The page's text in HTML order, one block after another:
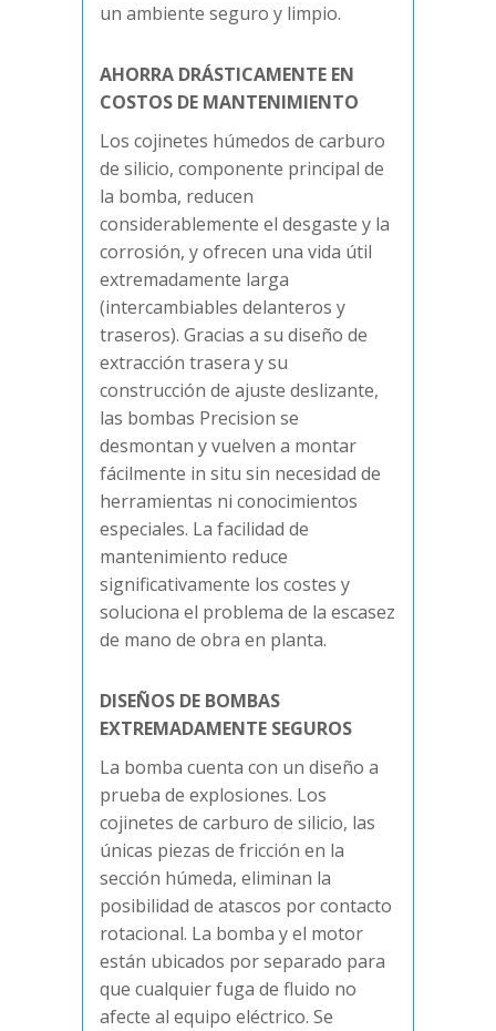
un ambiente seguro y limpio.
AHORRA DRÁSTICAMENTE EN
COSTOS DE MANTENIMIENTO
Los cojinetes húmedos de carburo
de silicio, componente principal de
la bomba, reducen
considerablemente el desgaste y la
corrosión, y ofrecen una vida útil
extremadamente larga
(intercambiables delanteros y
traseros). Gracias a su diseño de
extracción trasera y su
construcción de ajuste deslizante,
las bombas Precision se
desmontan y vuelven a montar
fácilmente in situ sin necesidad de
herramientas ni conocimientos
especiales. La facilidad de
mantenimiento reduce
significativamente los costes y
soluciona el problema de la escasez
de mano de obra en planta.
DISEÑOS DE BOMBAS
EXTREMADAMENTE SEGUROS
La bomba cuenta con un diseño a
prueba de explosiones. Los
cojinetes de carburo de silicio, las
únicas piezas de fricción en la
sección húmeda, eliminan la
posibilidad de atascos por contacto
rotacional. La bomba y el motor
están ubicados por separado para
que cualquier fuga de fluido no
afecte al equipo eléctrico. Se